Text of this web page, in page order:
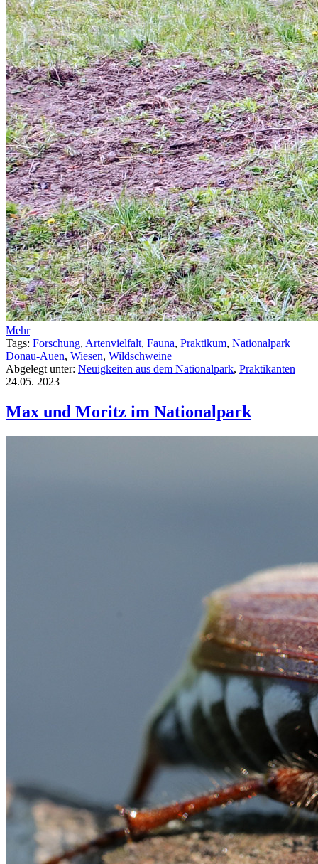
Mehr
Tags: Forschung, Artenvielfalt, Fauna, Praktikum, Nationalpark
Donau-Auen, Wiesen, Wildschweine
Abgelegt unter: Neuigkeiten aus dem Nationalpark, Praktikanten
24.05. 2023
Max und Moritz im Nationalpark